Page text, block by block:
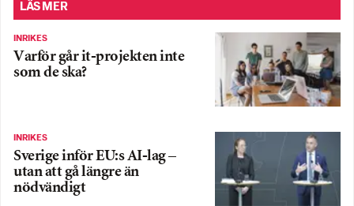
LÄS MER
INRIKES
Varför går it-projekten inte
som de ska?
INRIKES
Sverige inför EU:s AI-lag –
utan att gå längre än
nödvändigt